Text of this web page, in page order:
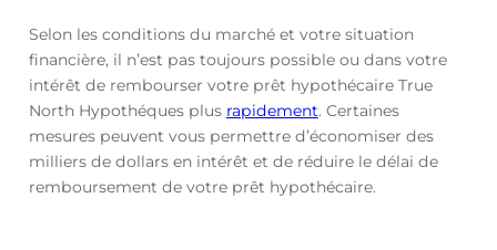
Selon les conditions du marché et votre situation
financière, il n’est pas toujours possible ou dans votre
intérêt de rembourser votre prêt hypothécaire True
North Hypothéques plus rapidement. Certaines
mesures peuvent vous permettre d’économiser des
milliers de dollars en intérêt et de réduire le délai de
remboursement de votre prêt hypothécaire.